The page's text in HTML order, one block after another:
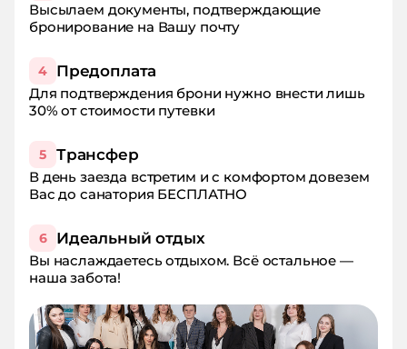
Высылаем документы, подтверждающие
бронирование на Вашу почту
4 Предоплата
Для подтверждения брони нужно внести лишь
30% от стоимости путевки
5 Трансфер
В день заезда встретим и с комфортом довезем
Вас до санатория БЕСПЛАТНО
6 Идеальный отдых
Вы наслаждаетесь отдыхом. Всё остальное —
наша забота!